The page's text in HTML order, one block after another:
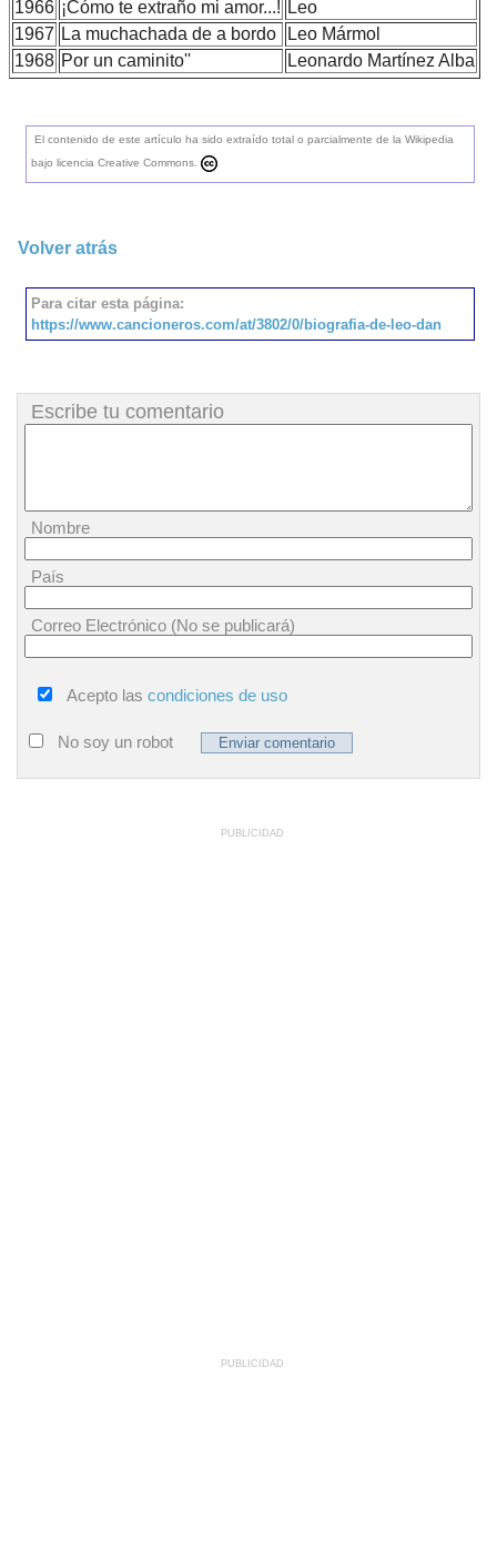
1966 ¡Cómo te extraño mi amor...! Leo
1967 La muchachada de a bordo
Leo Mármol
1968 Por un caminito'' Leonardo Martínez Alba
El contenido de este artículo ha sido extraído total o parcialmente de la Wikipedia
bajo licencia Creative Commons.
Volver atrás
Para citar esta página:
https://www.cancioneros.com/at/3802/0/biografia-de-leo-dan
Escribe tu comentario
Nombre
País
Correo Electrónico (No se publicará)
Acepto las condiciones de uso
No soy un robot
PUBLICIDAD
PUBLICIDAD